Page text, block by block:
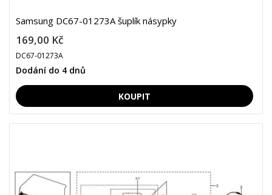
Samsung DC67-01273A šuplík násypky
169,00 Kč
DC67-01273A
Dodání do 4 dnů